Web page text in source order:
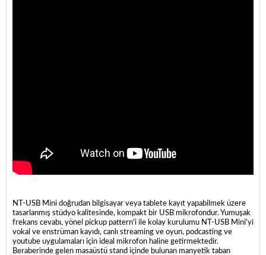
NT-USB Mini doğrudan bilgisayar veya tablete kayıt yapabilmek üzere
tasarlanmış stüdyo kalitesinde, kompakt bir USB mikrofondur. Yumuşak
frekans cevabı, yönel pickup pattern'i ile kolay kurulumu NT-USB Mini'yi
vokal ve enstrüman kayıdı, canlı streaming ve oyun, podcasting ve
youtube uygulamaları için ideal mikrofon haline getirmektedir.
Beraberinde gelen masaüstü stand içinde bulunan manyetik taban